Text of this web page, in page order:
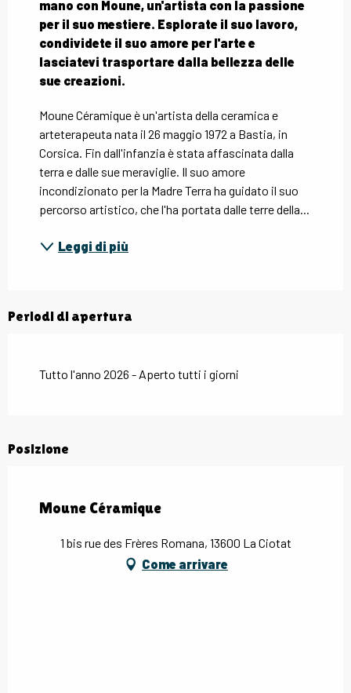
mano con Moune, un'artista con la passione
per il suo mestiere. Esplorate il suo lavoro,
condividete il suo amore per l'arte e
lasciatevi trasportare dalla bellezza delle
sue creazioni.
Moune Céramique è un'artista della ceramica e
arteterapeuta nata il 26 maggio 1972 a Bastia, in
Corsica. Fin dall'infanzia è stata affascinata dalla
terra e dalle sue meraviglie. Il suo amore
incondizionato per la Madre Terra ha guidato il suo
percorso artistico, che l'ha portata dalle terre della...
Leggi di più
Periodi di apertura
Tutto l'anno 2026 - Aperto tutti i giorni
Posizione
Moune Céramique
1 bis rue des Frères Romana, 13600 La Ciotat
Come arrivare